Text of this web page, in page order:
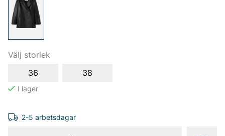
Välj storlek
36
38
2-5 arbetsdagar